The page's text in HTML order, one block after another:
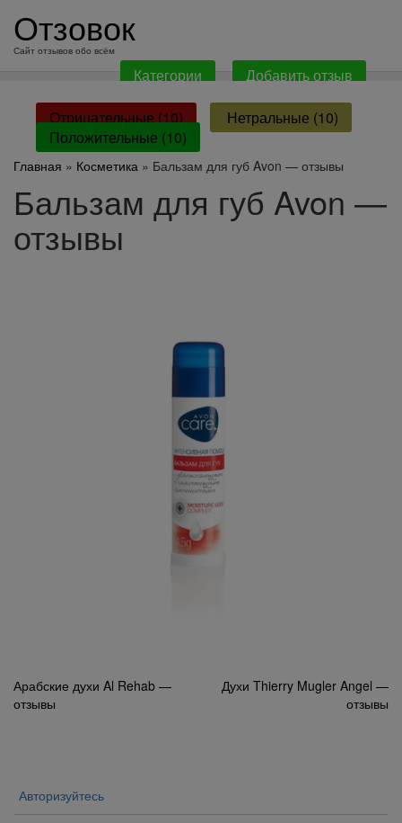
содержанию
Отзовок
Сайт отзывов обо всём
Категории Добавить отзыв
Отрицательные (10)
Нетральные (10)
Положительные (10)
Главная » Косметика » Бальзам для губ Avon — отзывы
Бальзам для губ Avon —
отзывы
Навигация
по
Арабские духи Al Rehab —
отзывы
Духи Thierry Mugler Angel —
отзывы
Авторизуйтесь